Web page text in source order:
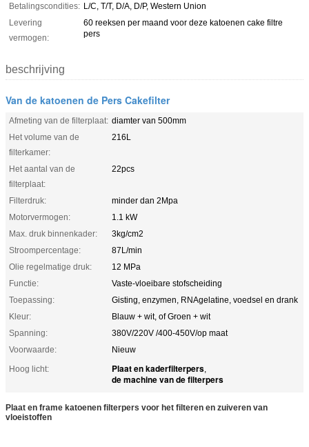
Betalingscondities: L/C, T/T, D/A, D/P, Western Union
Levering
vermogen:
60 reeksen per maand voor deze katoenen cake filtre
pers
beschrijving
Van de katoenen de Pers Cakefilter
Afmeting van de filterplaat: diamter van 500mm
Het volume van de
filterkamer:
216L
Het aantal van de
filterplaat:
22pcs
Filterdruk:
minder dan 2Mpa
Motorvermogen:
1.1 kW
Max. druk binnenkader:
3kg/cm2
Stroompercentage:
87L/min
Olie regelmatige druk:
12 MPa
Functie:
Vaste-vloeibare stofscheiding
Toepassing:
Gisting, enzymen, RNAgelatine, voedsel en drank
Kleur:
Blauw + wit, of Groen + wit
Spanning:
380V/220V /400-450V/op maat
Voorwaarde:
Nieuw
Hoog licht:
Plaat en kaderfilterpers,
de machine van de filterpers
Plaat en frame katoenen filterpers voor het filteren en zuiveren van
vloeistoffen